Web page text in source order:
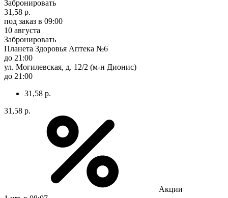
Забронировать
31,58 р.
под заказ в 09:00
10 августа
Забронировать
Планета Здоровья Аптека №6
до 21:00
ул. Могилевская, д. 12/2 (м-н Дионис)
до 21:00
31,58 р.
31,58 р.
Акции